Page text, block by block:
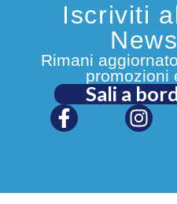
Iscriviti
Rimani
promozioni
Sali a